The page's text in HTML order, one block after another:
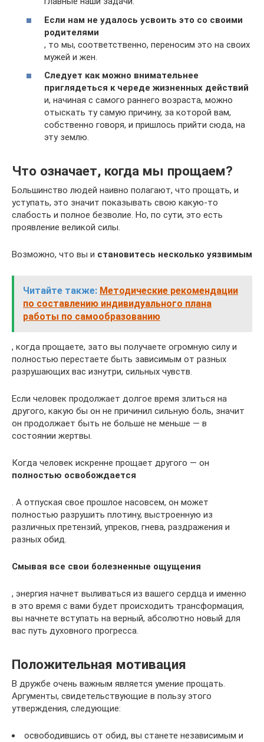
Если нам не удалось усвоить это со своими
родителями
, то мы, соответственно, переносим это на своих
мужей и жен.
Следует как можно внимательнее
приглядеться к череде жизненных действий
и, начиная с самого раннего возраста, можно
отыскать ту самую причину, за которой вам,
собственно говоря, и пришлось прийти сюда, на
эту землю.
Что означает, когда мы прощаем?
Большинство людей наивно полагают, что прощать, и
уступать, это значит показывать свою какую-то
слабость и полное безволие. Но, по сути, это есть
проявление великой силы.
Возможно, что вы и становитесь несколько уязвимым
Читайте также: Методические рекомендации
по составлению индивидуального плана
работы по самообразованию
, когда прощаете, зато вы получаете огромную силу и
полностью перестаете быть зависимым от разных
разрушающих вас изнутри, сильных чувств.
Если человек продолжает долгое время злиться на
другого, какую бы он не причинил сильную боль, значит
он продолжает быть не больше не меньше — в
состоянии жертвы.
Когда человек искренне прощает другого — он
полностью освобождается
. А отпуская свое прошлое насовсем, он может
полностью разрушить плотину, выстроенную из
различных претензий, упреков, гнева, раздражения и
разных обид.
Смывая все свои болезненные ощущения
, энергия начнет выливаться из вашего сердца и именно
в это время с вами будет происходить трансформация,
вы начнете вступать на верный, абсолютно новый для
вас путь духовного прогресса.
Положительная мотивация
В дружбе очень важным является умение прощать.
Аргументы, свидетельствующие в пользу этого
утверждения, следующие:
освободившись от обид, вы станете независимым и